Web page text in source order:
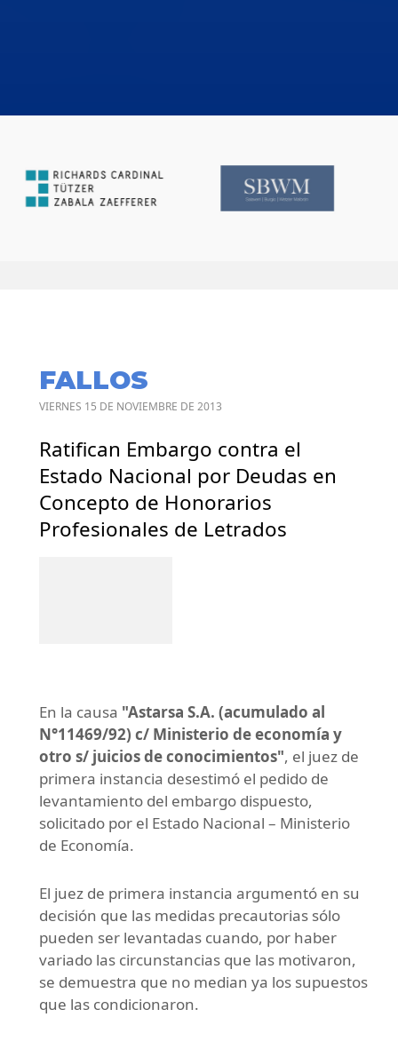
FALLOS
VIERNES 15 DE NOVIEMBRE DE 2013
Ratifican Embargo contra el
Estado Nacional por Deudas en
Concepto de Honorarios
Profesionales de Letrados
En la causa "Astarsa S.A. (acumulado al
N°11469/92) c/ Ministerio de economía y
otro s/ juicios de conocimientos", el juez de
primera instancia desestimó el pedido de
levantamiento del embargo dispuesto,
solicitado por el Estado Nacional – Ministerio
de Economía.
El juez de primera instancia argumentó en su
decisión que las medidas precautorias sólo
pueden ser levantadas cuando, por haber
variado las circunstancias que las motivaron,
se demuestra que no median ya los supuestos
que las condicionaron.